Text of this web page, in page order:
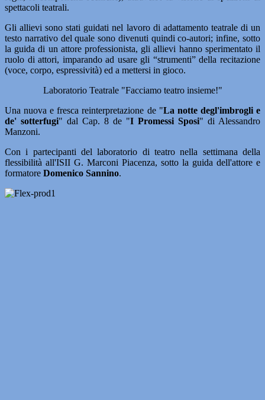
spettacoli teatrali.
Gli allievi sono stati guidati nel lavoro di adattamento teatrale di un
testo narrativo del quale sono divenuti quindi co-autori; infine, sotto
la guida di un attore professionista, gli allievi hanno sperimentato il
ruolo di attori, imparando ad usare gli “strumenti” della recitazione
(voce, corpo, espressività) ed a mettersi in gioco.
Laboratorio Teatrale "Facciamo teatro insieme!"
Una nuova e fresca reinterpretazione de "La notte degl'imbrogli e
de' sotterfugi" dal Cap. 8 de "I Promessi Sposi" di Alessandro
Manzoni.
Con i partecipanti del laboratorio di teatro nella settimana della
flessibilità all'ISII G. Marconi Piacenza, sotto la guida dell'attore e
formatore Domenico Sannino.